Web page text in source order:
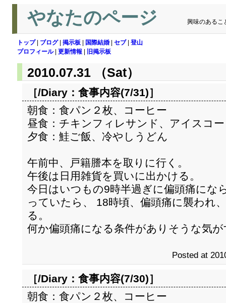
やなたのページ 興味のあるこ
トップ| ブログ| 掲示板 国際結婚 セブ| 登山
プロフィール| 更新情報 旧掲示板
2010.07.31 （Sat）
［/Diary： 食事内容(7/31)］
朝食：食パン２枚、コーヒー
昼食：チキンフィレサンド、アイスコ
夕食：鮭ご飯、冷やしうどん
午前中、戸籍謄本を取りに行く。
午後は日用雑貨を買いに出かける。
今日はいつもの9時半過ぎに偏頭痛にな
っていたら、 18時頃、偏頭痛に襲われ
る。
何か偏頭痛になる条件がありそうな気
Posted at
［/Diary： 食事内容(7/30)］
朝食：食パン２枚、コーヒー